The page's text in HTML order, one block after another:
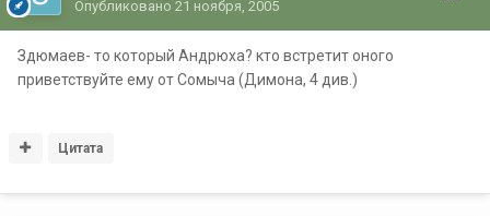
Опубликовано 21 ноября, 2005
Здюмаев- то который Андрюха? кто встретит оного
приветствуйте ему от Сомыча (Димона, 4 див.)
Цитата